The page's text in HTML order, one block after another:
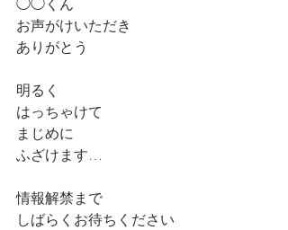
お声がけいただき
ありがとう
明るく
はっちゃけて
まじめに
ふざけます…
情報解禁まで
しばらくお待ちください